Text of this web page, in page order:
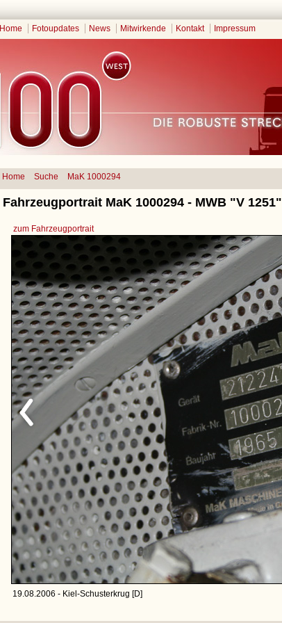
Home Fotoupdates News Mitwirkende Kontakt Impressum
Home Suche MaK 1000294
Fahrzeugportrait MaK 1000294 - MWB "V 1251"
zum Fahrzeugportrait
19.08.2006 - Kiel-Schusterkrug [D]